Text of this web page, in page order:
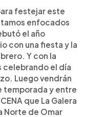
festejar este
enfocados
el año
con una fiesta y la
Y con la
celebrando el día
Luego vendrán
temporada y entre
que La Galera
Norte de Omar